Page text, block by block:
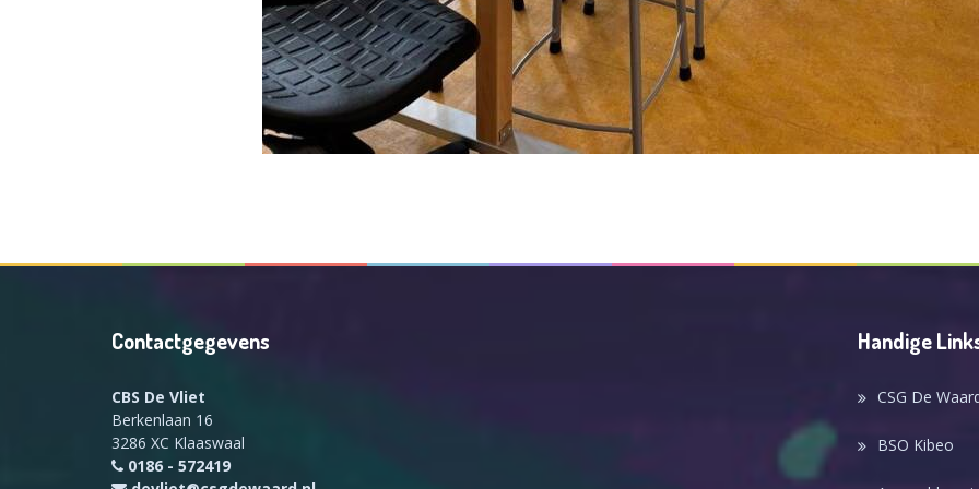
Contactgegevens
CBS De Vliet
Berkenlaan 16
3286 XC Klaaswaal
0186 - 572419
Handige
CSG De
BSO Kibeo